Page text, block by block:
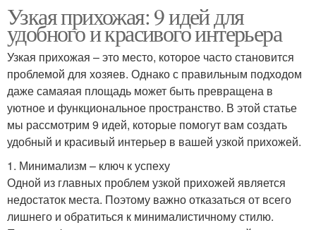
Узкая прихожая: 9 идей для
удобного и красивого интерьера
Узкая прихожая – это место, которое часто становится
проблемой для хозяев. Однако с правильным подходом
даже самаяая площадь может быть превращена в
уютное и функциональное пространство. В этой статье
мы рассмотрим 9 идей, которые помогут вам создать
удобный и красивый интерьер в вашей узкой прихожей.
1. Минимализм – ключ к успеху
Одной из главных проблем узкой прихожей является
недостаток места. Поэтому важно отказаться от всего
лишнего и обратиться к минималистичному стилю.